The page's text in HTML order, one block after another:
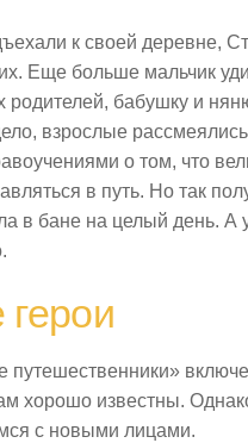
к своей деревне,
Еще больше мальчик
родителей, бабушку и
взрослые
о том, что
в путь. Но так
в бане на целый день.
путешественники»
хорошо известны.
с новыми лицами.